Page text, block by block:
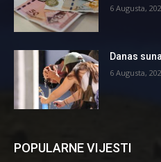
6 Augusta,
Danas
6 Augusta,
POPULARNE VIJESTI